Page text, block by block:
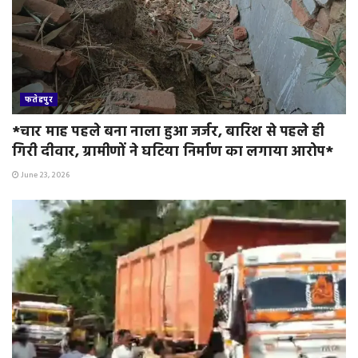
फतेहपुर
*चार माह पहले बना नाला हुआ जर्जर, बारिश से पहले ही
गिरी दीवार, ग्रामीणों ने घटिया निर्माण का लगाया आरोप*
June 23, 2026